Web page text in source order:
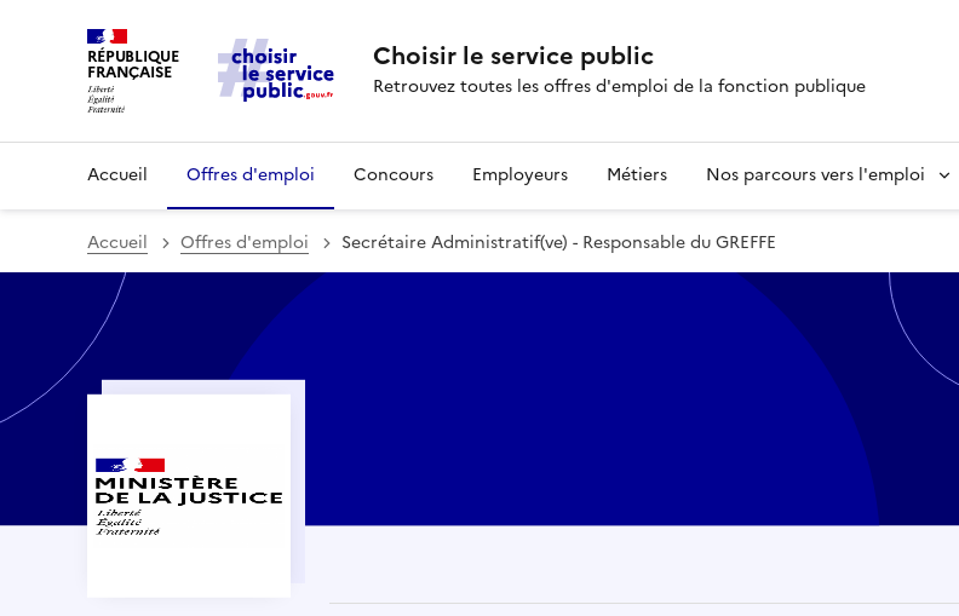
RÉPUBLIQUE
FRANÇAISE Choisir le service public
Retrouvez toutes les offres d'emploi de la fonction publique
Accueil Offres d'emploi Concours Employeurs Métiers Nos parcours vers l'emploi
Accueil Offres d'emploi Secrétaire Administratif(ve) - Responsable du GREFFE